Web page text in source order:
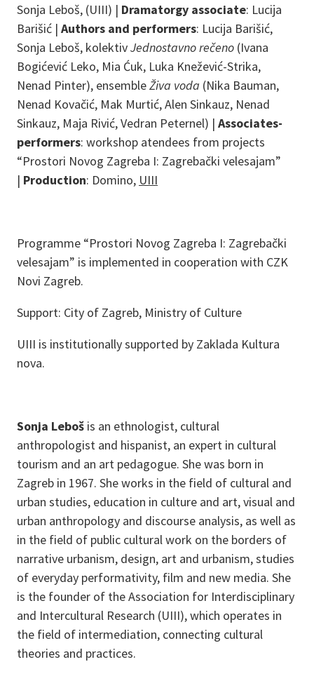
Sonja Leboš, (UIII) | Dramatorgy associate: Lucija
Barišić | Authors and performers: Lucija Barišić,
Sonja Leboš, kolektivJednostavno rečeno (Ivana
Bogićević Leko, Mia Ćuk, Luka Knežević-Strika,
Nenad Pinter), ensembleŽiva voda (Nika Bauman,
Nenad Kovačić, Mak Murtić, Alen Sinkauz, Nenad
Sinkauz, Maja Rivić, Vedran Peternel) | Associates-
performers: workshop atendees from projects
“Prostori Novog Zagreba I: Zagrebački velesajam”
| Production: Domino, UIII
Programme “Prostori Novog Zagreba I: Zagrebački
velesajam” is implemented in cooperation with CZK
Novi Zagreb.
Support: City of Zagreb, Ministry of Culture
UIII is institutionally supported by Zaklada Kultura
nova.
Sonja Leboš is an ethnologist, cultural
anthropologist and hispanist, an expert in cultural
tourism and an art pedagogue. She was born in
Zagreb in 1967. She works in the field of cultural and
urban studies, education in culture and art, visual and
urban anthropology and discourse analysis, as well as
in the field of public cultural work on the borders of
narrative urbanism, design, art and urbanism, studies
of everyday performativity, film and new media. She
is the founder of the Association for Interdisciplinary
and Intercultural Research (UIII), which operates in
the field of intermediation, connecting cultural
theories and practices.